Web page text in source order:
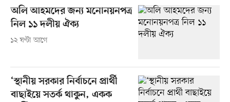
অলি আহমদের জন্য মনোনয়নপত্র
নিল ১১ দলীয় ঐক্য
১২ ঘণ্টা আগে
‘স্থানীয় সরকার নির্বাচনে প্রার্থী
বাছাইয়ে সতর্ক থাকুন, একক